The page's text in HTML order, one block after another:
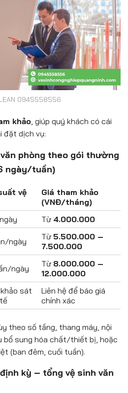
0945558556
khảo, giúp quý khách có cái
đặt dịch vụ:
phòng theo gói thường
ngày/tuần)
vệ
Giá tham khảo
(VNĐ/tháng)
Từ 4.000.000
ngày Từ 5.500.000 –
7.500.000
ngày Từ 8.000.000 –
12.000.000
sát
Liên hệ để báo giá
chính xác
theo số tầng, thang máy, nội
bổ sung hóa chất/thiết bị, hoặc
(ban đêm, cuối tuần).
kỳ – tổng vệ sinh văn